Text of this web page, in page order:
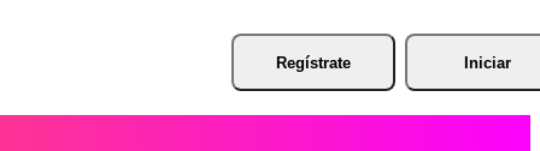
Regístrate Iniciar